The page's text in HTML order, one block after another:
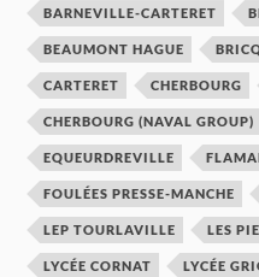
BARNEVILLE-CARTERET
BEAUMONT HAGUE
CARTERET CHERBOURG
CHERBOURG (NAVAL GROUP)
EQUEURDREVILLE
FOULÉES PRESSE-MANCHE
LEP TOURLAVILLE LES
LYCÉE CORNAT LYCÉE